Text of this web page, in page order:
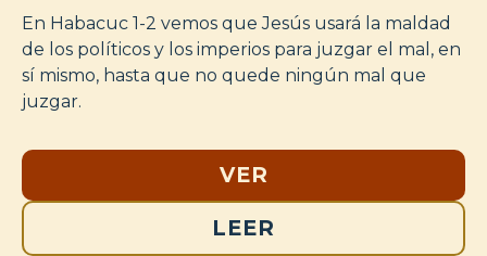
En Habacuc 1-2 vemos que Jesús usará la maldad
de los políticos y los imperios para juzgar el mal, en
sí mismo, hasta que no quede ningún mal que
juzgar.
VER
LEER